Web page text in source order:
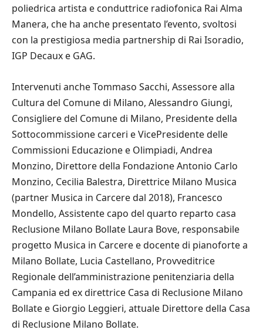
poliedrica artista e conduttrice radiofonica Rai Alma
Manera, che ha anche presentato l’evento, svoltosi
con la prestigiosa media partnership di Rai Isoradio,
IGP Decaux e GAG.
Intervenuti anche Tommaso Sacchi, Assessore alla
Cultura del Comune di Milano, Alessandro Giungi,
Consigliere del Comune di Milano, Presidente della
Sottocommissione carceri e VicePresidente delle
Commissioni Educazione e Olimpiadi, Andrea
Monzino, Direttore della Fondazione Antonio Carlo
Monzino, Cecilia Balestra, Direttrice Milano Musica
(partner Musica in Carcere dal 2018), Francesco
Mondello, Assistente capo del quarto reparto casa
Reclusione Milano Bollate Laura Bove, responsabile
progetto Musica in Carcere e docente di pianoforte a
Milano Bollate, Lucia Castellano, Provveditrice
Regionale dell’amministrazione penitenziaria della
Campania ed ex direttrice Casa di Reclusione Milano
Bollate e Giorgio Leggieri, attuale Direttore della Casa
di Reclusione Milano Bollate.